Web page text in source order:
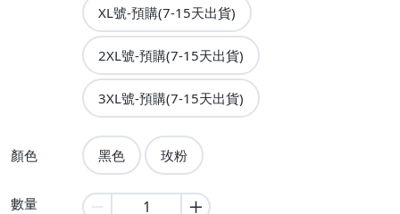
XL號-預購(7-15天出貨)
2XL號-預購(7-15天出貨)
3XL號-預購(7-15天出貨)
顏色 黑色 玫粉
數量